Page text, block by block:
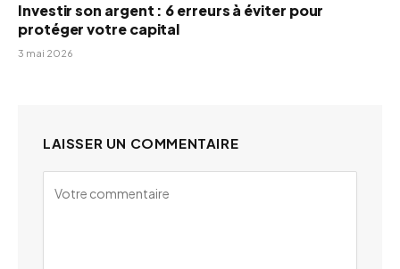
Investir son argent : 6 erreurs à éviter pour
protéger votre capital
3 mai 2026
LAISSER UN COMMENTAIRE